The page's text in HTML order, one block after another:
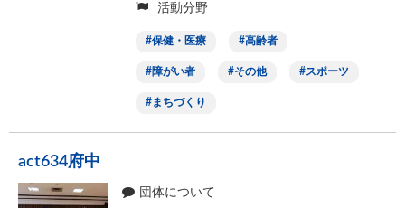
活動分野
保健・医療 高齢者
障がい者 その他 スポーツ
まちづくり
act634府中
団体について